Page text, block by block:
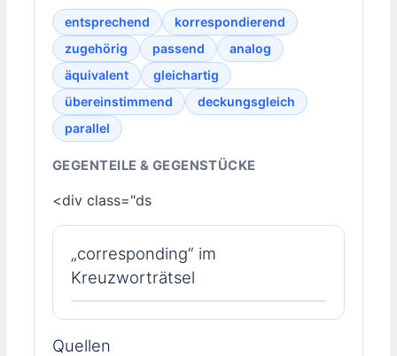
entsprechend
korrespondierend
zugehörig
passend
analog
äquivalent
gleichartig
übereinstimmend
deckungsgleich
parallel
GEGENTEILE & GEGENSTÜCKE
<div class="ds
„corresponding“ im
Kreuzworträtsel
Quellen